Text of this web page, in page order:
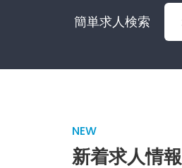
簡単求人検索
NEW
新着求人情報